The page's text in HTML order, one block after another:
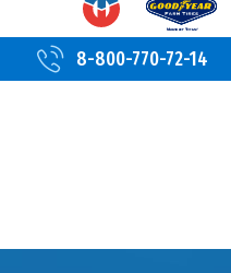
8-800-770-72-14